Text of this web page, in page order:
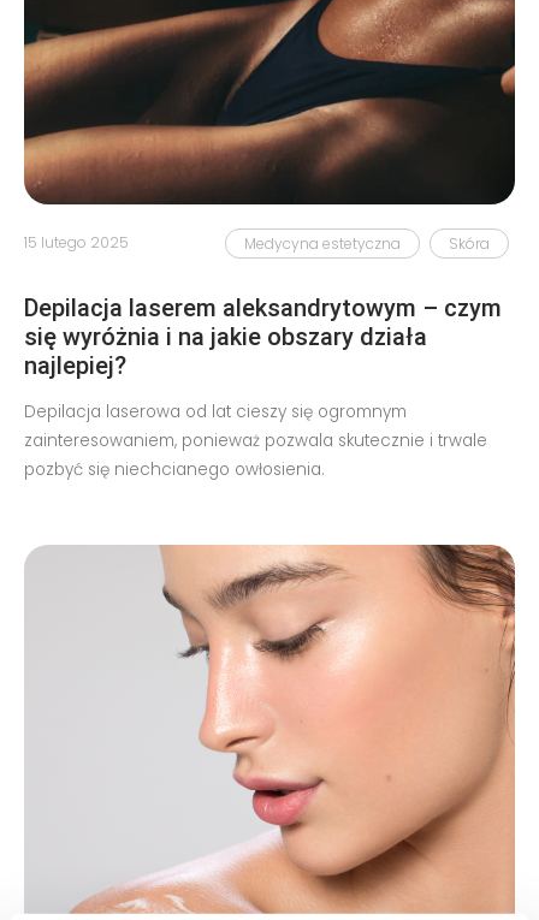
Medycyna estetyczna Skóra
15 lutego 2025
Depilacja laserem aleksandrytowym – czym
się wyróżnia i na jakie obszary działa
najlepiej?
Depilacja laserowa od lat cieszy się ogromnym
zainteresowaniem, ponieważ pozwala skutecznie i trwale
pozbyć się niechcianego owłosienia.